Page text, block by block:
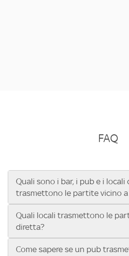
FAQ
Quali sono i bar, i pub e i locali
trasmettono le partite vicino a
Se cerchi un bar, pub, ristorante o
vedere le partite di Serie A ENILIVE,
UEFA Champions League, la UEFA
Conference League, il Tennis, la
Quali locali trasmettono le
diretta?
Vuoi sapere quali bar, pub o
Come sapere se un pub